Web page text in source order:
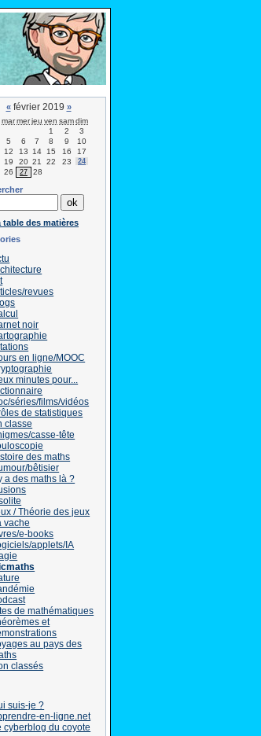
«février 2019 »
marmerjeu ven samdim
1
2
3
5 6 7 8 9
10
12 13 14 15 16
17
19 20 21 22 23 24
26 27 28
table des matières
revues
noir
en ligne/MOOC
minutes pour...
séries/films/vidéos
de statistiques
classe
casse-tête
des maths
bêtisier
a des maths là ?
/ Théorie des jeux
vache
e-books
applets/IA
de mathématiques
et
au pays des
classés
suis-je ?
en-ligne.net
cyberblog du coyote